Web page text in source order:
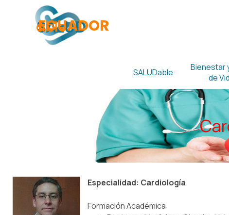
Vaya al Contenido
ECUADOR
SALUD
able
SALUDable
Bienestar
de
Especialidad: Cardiología
Formación Académica: